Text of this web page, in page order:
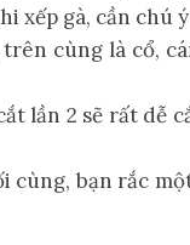
xếp gà, cần chú
cùng là cổ,
lần 2 sẽ rất dễ
cùng, bạn rắc